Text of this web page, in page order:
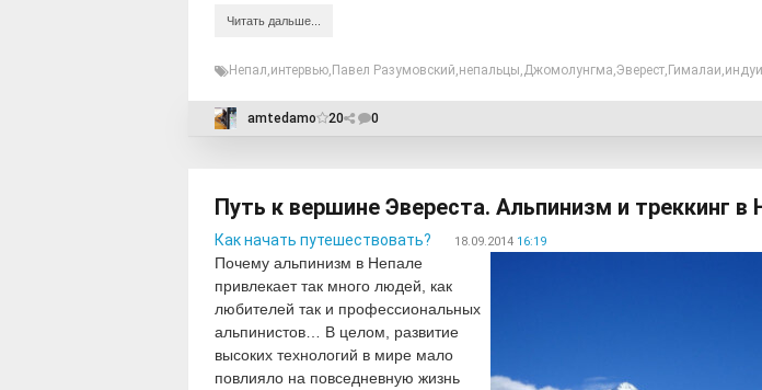
Читать дальше...
Непал,интервью, Павел Разумовский,непальцы,Джомолунгма,Эверест, Гималаи,
amtedamo 20 0
Путь к вершине Эвереста. Альпинизм и треккинг в
Как начать путешествовать? 18.09.2014 16:19
Почему альпинизм в Непале
привлекает так много людей, как
любителей так и профессиональных
альпинистов… В целом, развитие
высоких технологий в мире мало
повлияло на повседневную жизнь